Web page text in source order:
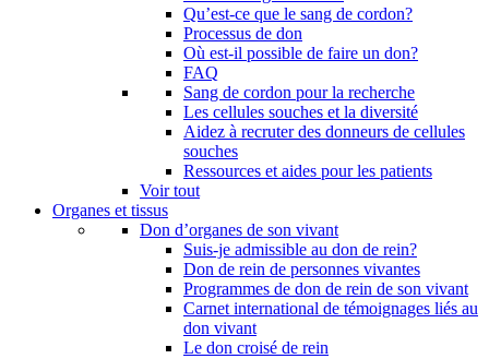
Qu’est-ce que le sang de cordon?
Processus de don
Où est-il possible de faire un don?
FAQ
Sang de cordon pour la recherche
Les cellules souches et la diversité
Aidez à recruter des donneurs de cellules
souches
Ressources et aides pour les patients
Voir tout
Organes et tissus
Don d’organes de son vivant
Suis-je admissible au don de rein?
Don de rein de personnes vivantes
Programmes de don de rein de son vivant
Carnet international de témoignages liés au
don vivant
Le don croisé de rein